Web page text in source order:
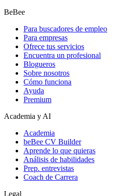
BeBee
Para buscadores de empleo
Para empresas
Ofrece tus servicios
Encuentra un profesional
Blogueros
Sobre nosotros
Cómo funciona
Ayuda
Premium
Academia y AI
Academia
beBee CV Builder
Aprende lo que quieras
Análisis de habilidades
Prep. entrevistas
Coach de Carrera
Legal